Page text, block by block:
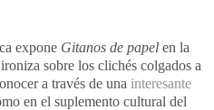
expone Gitanos de papel en la
sobre los clichés colgados a
a través de una interesante
en el suplemento cultural del